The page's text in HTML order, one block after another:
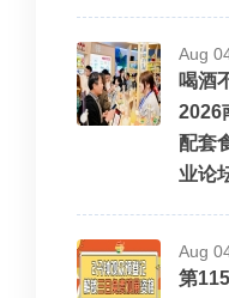
Aug
喝酒
2026
配套
业论
Aug
第